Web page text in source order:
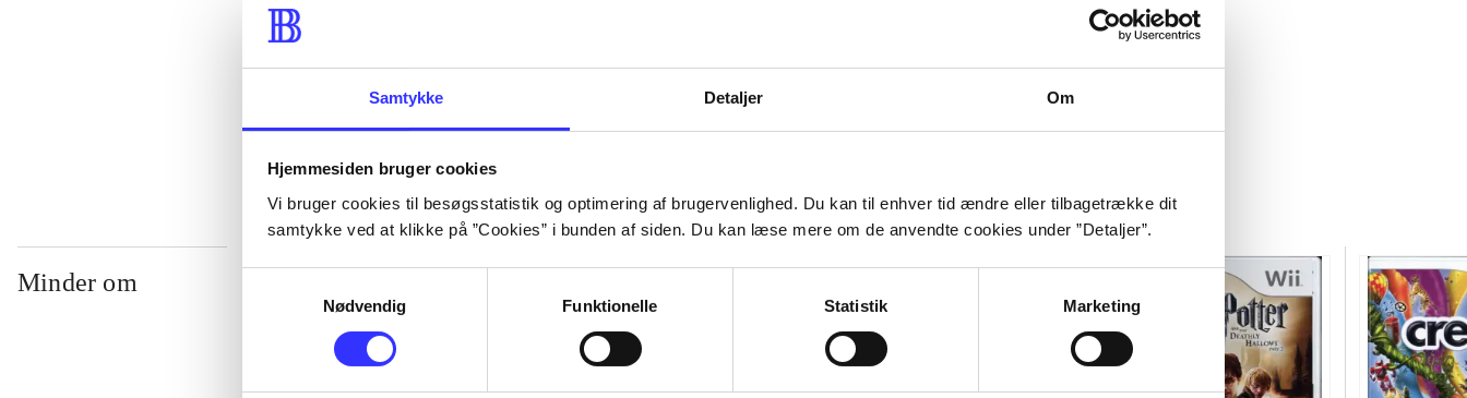
Samtykke Detaljer Om
Hjemmesiden bruger cookies
Vi bruger cookies til besøgsstatistik og optimering af brugervenlighed. Du kan til enhver tid ændre eller tilbagetrække dit
samtykke ved at klikke på ”Cookies” i bunden af siden. Du kan læse mere om de anvendte cookies under ”Detaljer”.
Nødvendig
Funktionelle Statistik Marketing
Minder om